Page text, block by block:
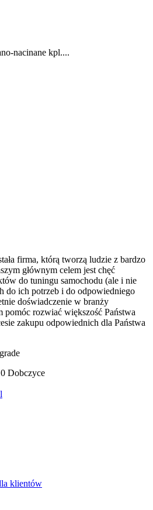
nacinane kpl....
firma, którą tworzą ludzie z bardzo
głównym celem jest chęć
do tuningu samochodu (ale i nie
do ich potrzeb i do odpowiedniego
doświadczenie w branży
rozwiać większość Państwa
zakupu odpowiednich dla Państwa
Dobczyce
klientów